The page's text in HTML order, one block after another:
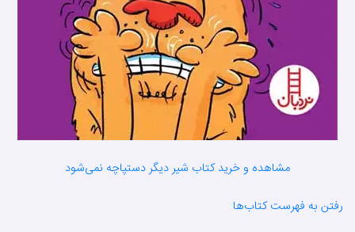
مشاهده و خرید کتاب شیر دیگر دستپاچه نمی‌شود
رفتن به فهرست کتاب‌ها